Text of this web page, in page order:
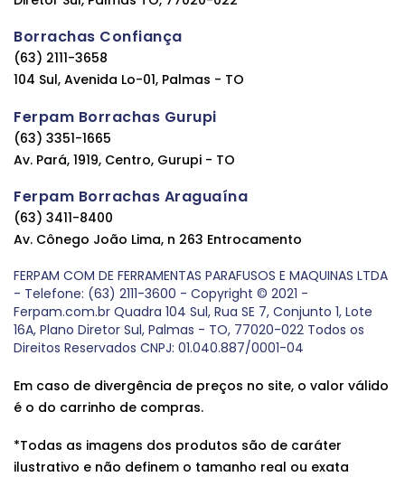
Borrachas Confiança
(63) 2111-3658
104 Sul, Avenida Lo-01, Palmas - TO
Ferpam Borrachas Gurupi
(63) 3351-1665
Av. Pará, 1919, Centro, Gurupi - TO
Ferpam Borrachas Araguaína
(63) 3411-8400
Av. Cônego João Lima, n 263 Entrocamento
FERPAM COM DE FERRAMENTAS PARAFUSOS E MAQUINAS LTDA
- Telefone: (63) 2111-3600 - Copyright © 2021 -
Ferpam.com.br Quadra 104 Sul, Rua SE 7, Conjunto 1, Lote
16A, Plano Diretor Sul, Palmas - TO, 77020-022 Todos os
Direitos Reservados CNPJ: 01.040.887/0001-04
Em caso de divergência de preços no site, o valor válido
é o do carrinho de compras.
*Todas as imagens dos produtos são de caráter
ilustrativo e não definem o tamanho real ou exata